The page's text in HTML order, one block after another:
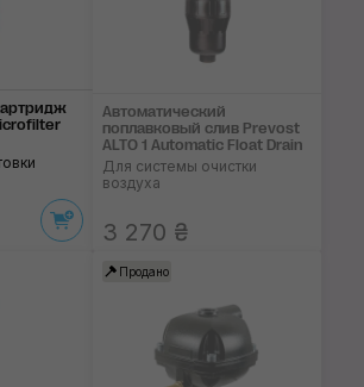
Автоматический
поплавковый слив Prevost
ALTO 1 Automatic Float Drain
Для системы очистки
воздуха
3 270 ₴
Продано